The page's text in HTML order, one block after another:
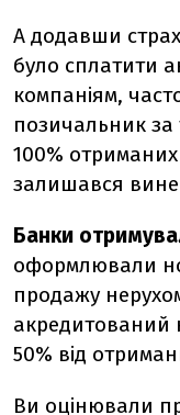
А додавши
було сплатити
компаніям,
позичальник за
100%
залишався
Банки
оформлювали
продажу
акредитований
50% від
Ви оцінювали